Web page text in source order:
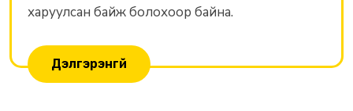
харуулсан байж болохоор байна.
Дэлгэрэнгүй